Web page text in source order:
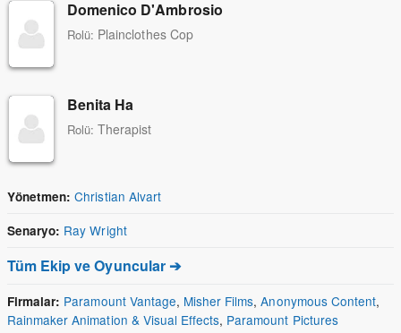
Domenico D'Ambrosio
Rolü: Plainclothes Cop
Benita Ha
Rolü: Therapist
Yönetmen: Christian Alvart
Senaryo: Ray Wright
Tüm Ekip ve Oyuncular ➔
Firmalar: Paramount Vantage, Misher Films,Anonymous Content,
Rainmaker Animation & Visual Effects, Paramount Pictures